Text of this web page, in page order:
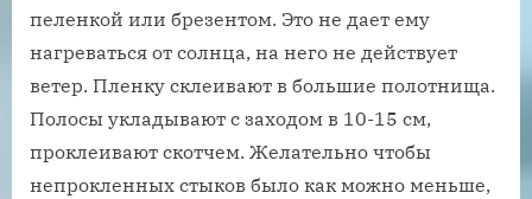
пеленкой или брезентом. Это не дает ему
нагреваться от солнца, на него не действует
ветер. Пленку склеивают в большие полотнища.
Полосы укладывают с заходом в 10-15 см,
проклеивают скотчем. Желательно чтобы
непрокленных стыков было как можно меньше,